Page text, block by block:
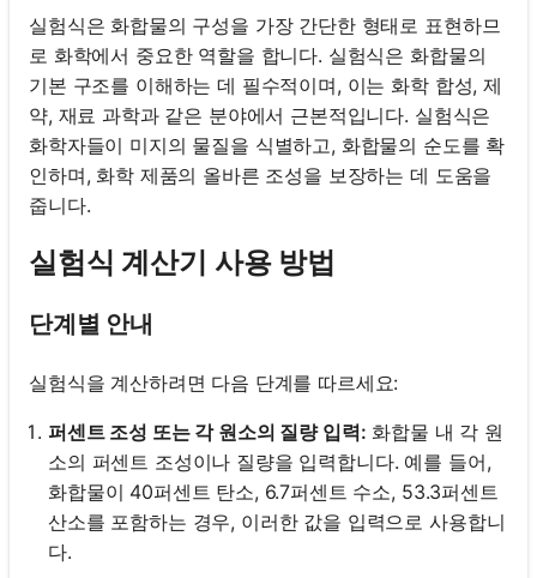
실험식은 화합물의 구성을 가장 간단한 형태로 표현하므
로 화학에서 중요한 역할을 합니다. 실험식은 화합물의
기본 구조를 이해하는 데 필수적이며, 이는 화학 합성, 제
약, 재료 과학과 같은 분야에서 근본적입니다. 실험식은
화학자들이 미지의 물질을 식별하고, 화합물의 순도를 확
인하며, 화학 제품의 올바른 조성을 보장하는 데 도움을
줍니다.
실험식 계산기 사용 방법
단계별 안내
실험식을 계산하려면 다음 단계를 따르세요:
퍼센트 조성 또는 각 원소의 질량 입력: 화합물 내 각 원
소의 퍼센트 조성이나 질량을 입력합니다. 예를 들어,
화합물이 40퍼센트 탄소, 6.7퍼센트 수소, 53.3퍼센트
산소를 포함하는 경우, 이러한 값을 입력으로 사용합니
다.